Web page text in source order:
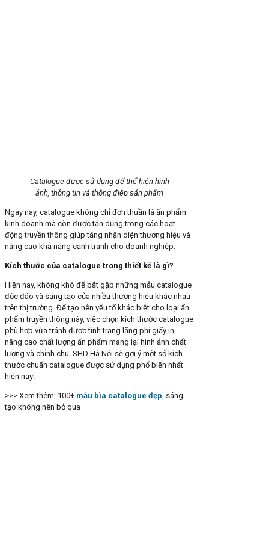
Catalogue được sử dụng để thể hiện hình
ảnh, thông tin và thông điệp sản phẩm
Ngày nay, catalogue không chỉ đơn thuần là ấn phẩm
kinh doanh mà còn được tận dụng trong các hoạt
động truyền thông giúp tăng nhận diện thương hiệu và
nâng cao khả năng cạnh tranh cho doanh nghiệp.
Kích thước của catalogue trong thiết kế là gì?
Hiện nay, không khó để bắt gặp những mẫu catalogue
độc đáo và sáng tạo của nhiều thương hiệu khác nhau
trên thị trường. Để tạo nên yếu tố khác biệt cho loại ấn
phẩm truyền thông này, việc chọn kích thước catalogue
phù hợp vừa tránh được tình trạng lãng phí giấy in,
nâng cao chất lượng ấn phẩm mang lại hình ảnh chất
lượng và chỉnh chu. SHD Hà Nội sẽ gợi ý một số kích
thước chuẩn catalogue được sử dụng phổ biến nhất
hiện nay!
>>> Xem thêm: 100+ mẫu bìa catalogue đẹp, sáng
tạo không nên bỏ qua